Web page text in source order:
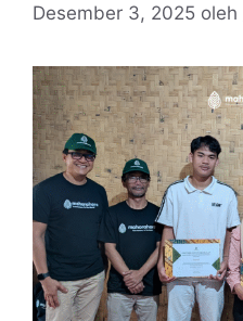
Desember 3, 2025 oleh